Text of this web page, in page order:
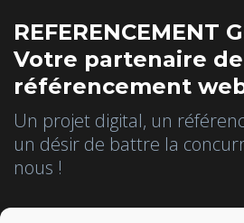
REFERENCEMENT
Votre partenaire de
référencement
Un projet digital, un
un désir de battre la
nous !